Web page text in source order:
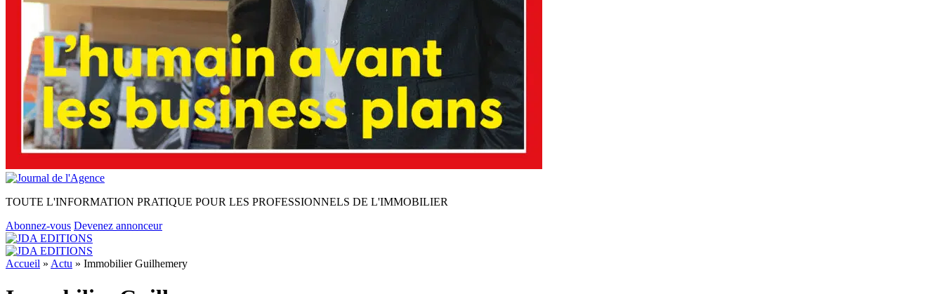
TOUTE L'INFORMATION PRATIQUE POUR LES PROFESSIONNELS DE L'IMMOBILIER
Abonnez-vous Devenez annonceur
Accueil » Actu » Immobilier Guilhemery